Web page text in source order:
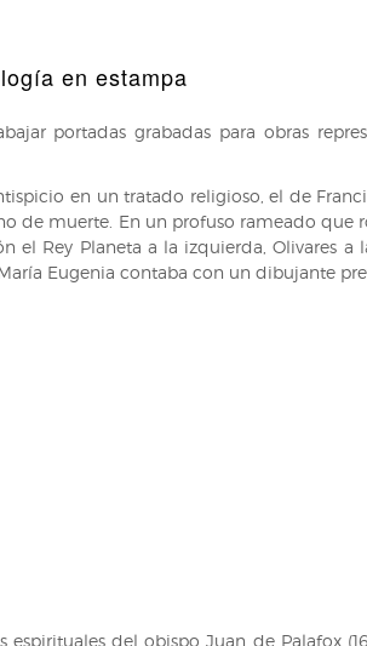
en estampa
portadas grabadas para obras
en un tratado religioso, el de
de muerte. En un profuso rameado
el Rey Planeta a la izquierda, Olivares
Eugenia contaba con un dibujante
espirituales del obispo Juan de Palafox